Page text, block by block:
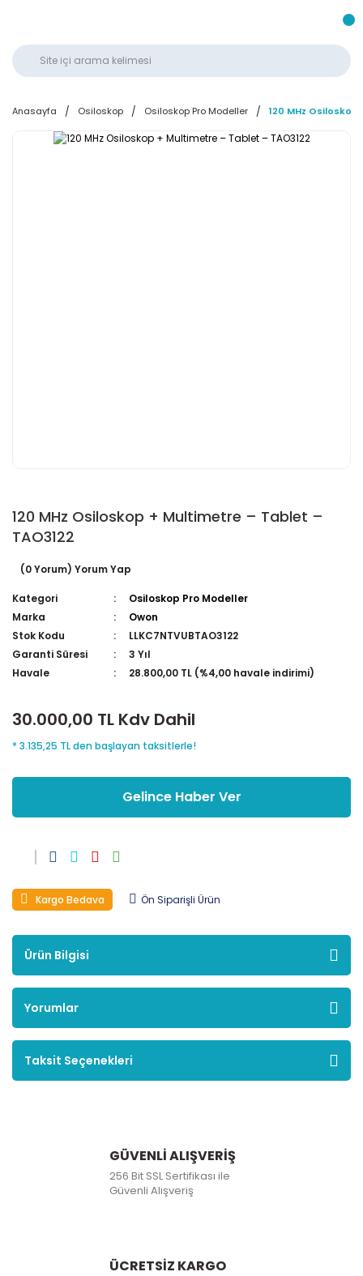
Anasayfa Osiloskop Osiloskop Pro Modeller 120 MHz
120 MHz Osiloskop + Multimetre – Tablet –
TAO3122
(0 Yorum) Yorum Yap
Kategori
Osiloskop Pro Modeller
Marka
Owon
Stok Kodu
LLKC7NTVUBTAO3122
Garanti Süresi
3 Yıl
Havale
28.800,00 TL (%4,00 havale indirimi)
30.000,00 TL Kdv Dahil
* 3.135,25 TL den başlayan taksitlerle!
Gelince Haber Ver
Kargo Bedava Ön Siparişli Ürün
Ürün Bilgisi
Yorumlar
Taksit Seçenekleri
GÜVENLİ ALIŞVERİŞ
256 Bit SSL Sertifikası ile
Güvenli Alışveriş
ÜCRETSİZ KARGO